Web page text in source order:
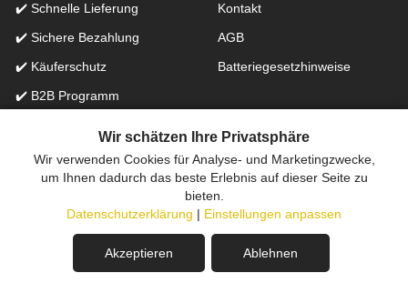
In den Warenkorb
✔️ Schnelle Lieferung
✔️ Sichere Bezahlung
✔️ Käuferschutz
✔️ B2B Programm
Kontakt
AGB
Batteriegesetzhinweise
Onlinefachhandel in der Schweiz für Beleuchtung seit 2012 |
Erstellt mit
peleides.io
Wir schätzen Ihre Privatsphäre
Wir verwenden Cookies für Analyse- und Marketingzwecke,
um Ihnen dadurch das beste Erlebnis auf dieser Seite zu
bieten.
Datenschutzerklärung | Einstellungen anpassen
Akzeptieren Ablehnen